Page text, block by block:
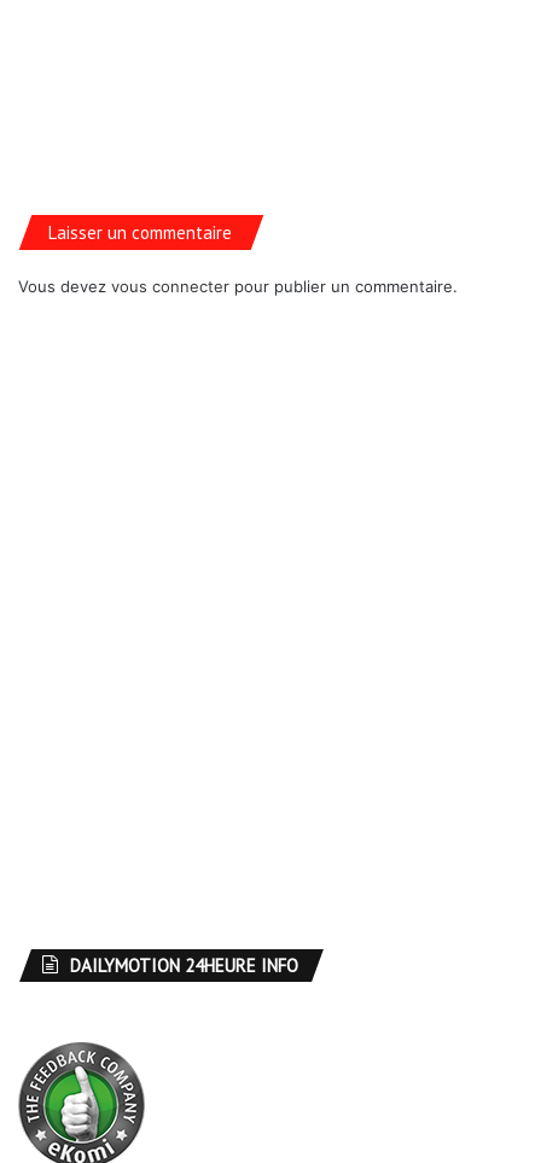
Laisser un commentaire
Vous devez vous connecter pour publier un commentaire.
DAILYMOTION 24HEURE INFO